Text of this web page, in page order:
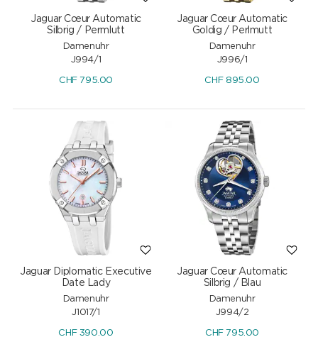
Jaguar Cœur Automatic
Silbrig / Permlutt
Damenuhr
J994/1
CHF795.00
Jaguar Cœur Automatic
Goldig / Perlmutt
Damenuhr
J996/1
CHF895.00
Jaguar Diplomatic Executive
Date Lady
Damenuhr
J1017/1
CHF390.00
Jaguar Cœur Automatic
Silbrig / Blau
Damenuhr
J994/2
CHF795.00